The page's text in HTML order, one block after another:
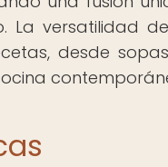
La versatilidad
desde